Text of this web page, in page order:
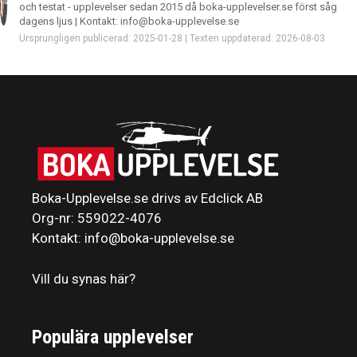
och testat - upplevelser sedan 2015 då boka-upplevelser.se först såg
dagens ljus | Kontakt: info@boka-upplevelse.se
Ursprungligen publicerad: 2025-01-28 | Texten uppdaterad: 2026-08-03
Boka-Upplevelse.se drivs av Edclick AB
Org-nr: 559022-4076
Kontakt: info@boka-upplevelse.se
Vill du synas här?
Populära upplevelser